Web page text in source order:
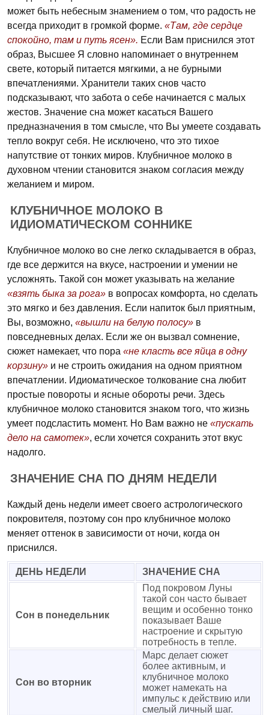
может быть небесным знамением о том, что радость не
всегда приходит в громкой форме. «Там, где сердце
спокойно, там и путь ясен». Если Вам приснился этот
образ, Высшее Я словно напоминает о внутреннем
свете, который питается мягкими, а не бурными
впечатлениями. Хранители таких снов часто
подсказывают, что забота о себе начинается с малых
жестов. Значение сна может касаться Вашего
предназначения в том смысле, что Вы умеете создавать
тепло вокруг себя. Не исключено, что это тихое
напутствие от тонких миров. Клубничное молоко в
духовном чтении становится знаком согласия между
желанием и миром.
КЛУБНИЧНОЕ МОЛОКО В
ИДИОМАТИЧЕСКОМ СОННИКЕ
Клубничное молоко во сне легко складывается в образ,
где все держится на вкусе, настроении и умении не
усложнять. Такой сон может указывать на желание
«взять быка за рога» в вопросах комфорта, но сделать
это мягко и без давления. Если напиток был приятным,
Вы, возможно, «вышли на белую полосу» в
повседневных делах. Если же он вызвал сомнение,
сюжет намекает, что пора «не класть все яйца в одну
корзину» и не строить ожидания на одном приятном
впечатлении. Идиоматическое толкование сна любит
простые повороты и ясные обороты речи. Здесь
клубничное молоко становится знаком того, что жизнь
умеет подсластить момент. Но Вам важно не «пускать
дело на самотек», если хочется сохранить этот вкус
надолго.
ЗНАЧЕНИЕ СНА ПО ДНЯМ НЕДЕЛИ
Каждый день недели имеет своего астрологического
покровителя, поэтому сон про клубничное молоко
меняет оттенок в зависимости от ночи, когда он
приснился.
ДЕНЬ НЕДЕЛИ ЗНАЧЕНИЕ СНА
Сон в понедельник
Под покровом Луны
такой сон часто бывает
вещим и особенно тонко
показывает Ваше
настроение и скрытую
потребность в тепле.
Сон во вторник
Марс делает сюжет
более активным, и
клубничное молоко
может намекать на
импульс к действию или
смелый личный шаг.